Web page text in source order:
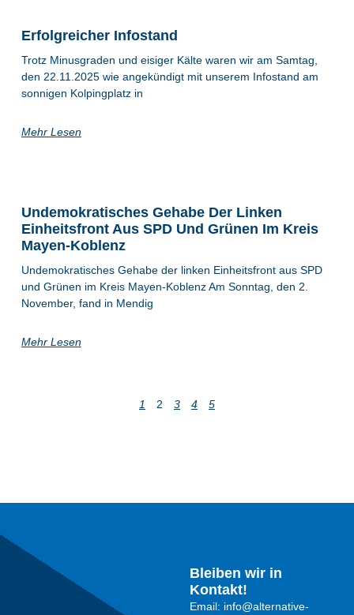
Erfolgreicher Infostand
Trotz Minusgraden und eisiger Kälte waren wir am Samtag,
den 22.11.2025 wie angekündigt mit unserem Infostand am
sonnigen Kolpingplatz in
Mehr Lesen
Undemokratisches Gehabe Der Linken
Einheitsfront Aus SPD Und Grünen Im Kreis
Mayen-Koblenz
Undemokratisches Gehabe der linken Einheitsfront aus SPD
und Grünen im Kreis Mayen-Koblenz Am Sonntag, den 2.
November, fand in Mendig
Mehr Lesen
1 2 3 4 5
Bleiben wir in
Kontakt!
Email: info@alternative-